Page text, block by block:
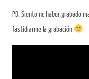
PD: Siento no haber grabado
fastidiarme la grabación